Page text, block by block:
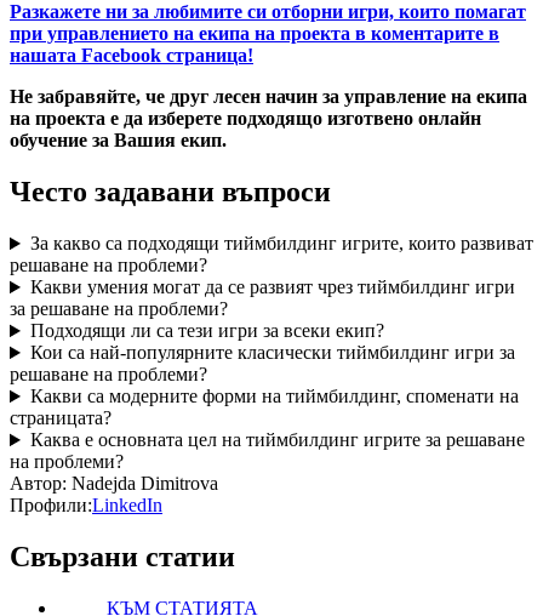
Разкажете ни за любимите си отборни игри, които помагат
при управлението на екипа на проекта в коментарите в
нашата Facebook страница!
Не забравяйте, че друг лесен начин за управление на екипа
на проекта е да изберете подходящо изготвено онлайн
обучение за Вашия екип.
Често задавани въпроси
За какво са подходящи тиймбилдинг игрите, които развиват
решаване на проблеми?
Какви умения могат да се развият чрез тиймбилдинг игри
за решаване на проблеми?
Подходящи ли са тези игри за всеки екип?
Кои са най-популярните класически тиймбилдинг игри за
решаване на проблеми?
Какви са модерните форми на тиймбилдинг, споменати на
страницата?
Каква е основната цел на тиймбилдинг игрите за решаване
на проблеми?
Автор: Nadejda Dimitrova
Профили:LinkedIn
Свързани статии
КЪМ СТАТИЯТА